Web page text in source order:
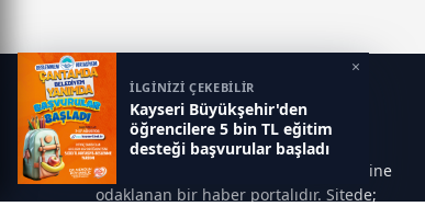
İLGİNİZİ ÇEKEBİLİR
Kayseri Büyükşehir'den
öğrencilere 5 bin TL eğitim
desteği başvurular başladı
×
Kampüs Haber
Kampüs Haber; eğitim dünyası,
üniversite gündemi ve sınav süreçlerine
odaklanan bir haber portalıdır. Sitede;